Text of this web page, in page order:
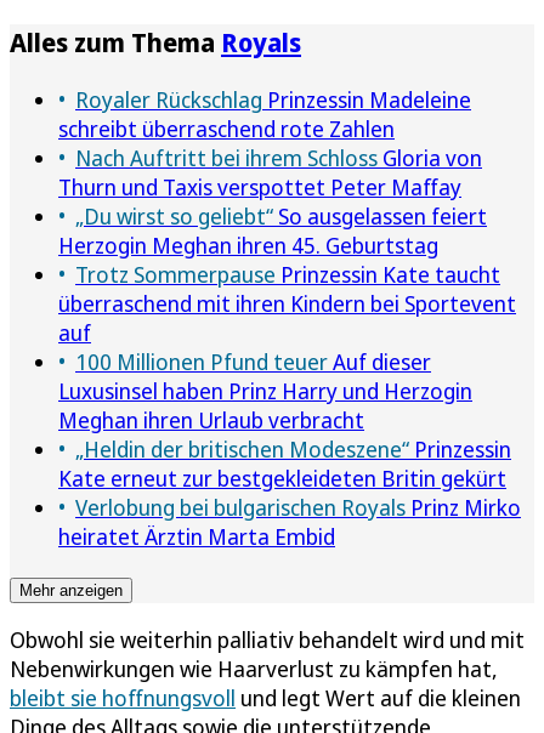
Alles zum Thema Royals
Royaler Rückschlag Prinzessin Madeleine
schreibt überraschend rote Zahlen
Nach Auftritt bei ihrem Schloss Gloria von
Thurn und Taxis verspottet Peter Maffay
„Du wirst so geliebt“ So ausgelassen feiert
Herzogin Meghan ihren 45. Geburtstag
Trotz Sommerpause Prinzessin Kate taucht
überraschend mit ihren Kindern bei Sportevent
auf
100 Millionen Pfund teuerAuf dieser
Luxusinsel haben Prinz Harry und Herzogin
Meghan ihren Urlaub verbracht
„Heldin der britischen Modeszene“ Prinzessin
Kate erneut zur bestgekleideten Britin gekürt
Verlobung bei bulgarischen Royals Prinz Mirko
heiratet Ärztin Marta Embid
Mehr anzeigen
Obwohl sie weiterhin palliativ behandelt wird und mit
Nebenwirkungen wie Haarverlust zu kämpfen hat,
bleibt sie hoffnungsvoll und legt Wert auf die kleinen
Dinge des Alltags sowie die unterstützende